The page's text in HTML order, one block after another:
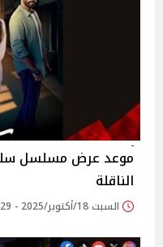
الناقلة
السبت 18/أكتوبر/2025 - 12:29 م